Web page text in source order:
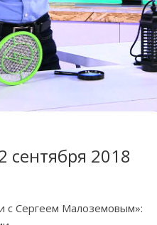
сентября 2018
с Сергеем Малоземовым»: